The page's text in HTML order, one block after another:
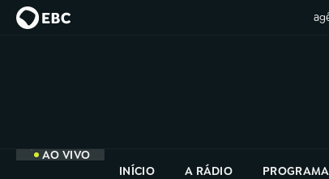
AO VIVO
INÍCIO
A RÁDIO